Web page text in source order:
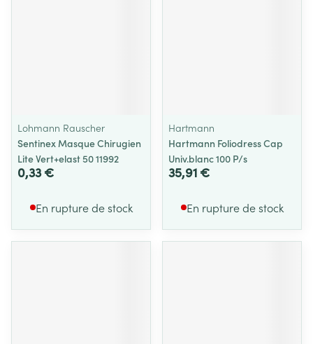
Lohmann Rauscher
Sentinex Masque Chirugien
Lite Vert+elast 50 11992
0,33 €
En rupture de stock
Hartmann
Hartmann Foliodress Cap
Univ.blanc 100 P/s
35,91 €
En rupture de stock